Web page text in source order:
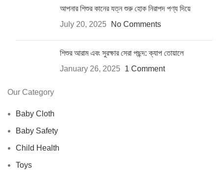
আপনার শিশুর কানের যত্ন শুরু হোক নিরাপদ পণ্য দিয়ে
July 20, 2025
No Comments
শিশুর আরাম এবং সুরক্ষার সেরা পছন্দ: ক্যাপ তোয়ালে
January 26, 2025 1 Comment
Our Category
Baby Cloth
Baby Safety
Child Health
Toys